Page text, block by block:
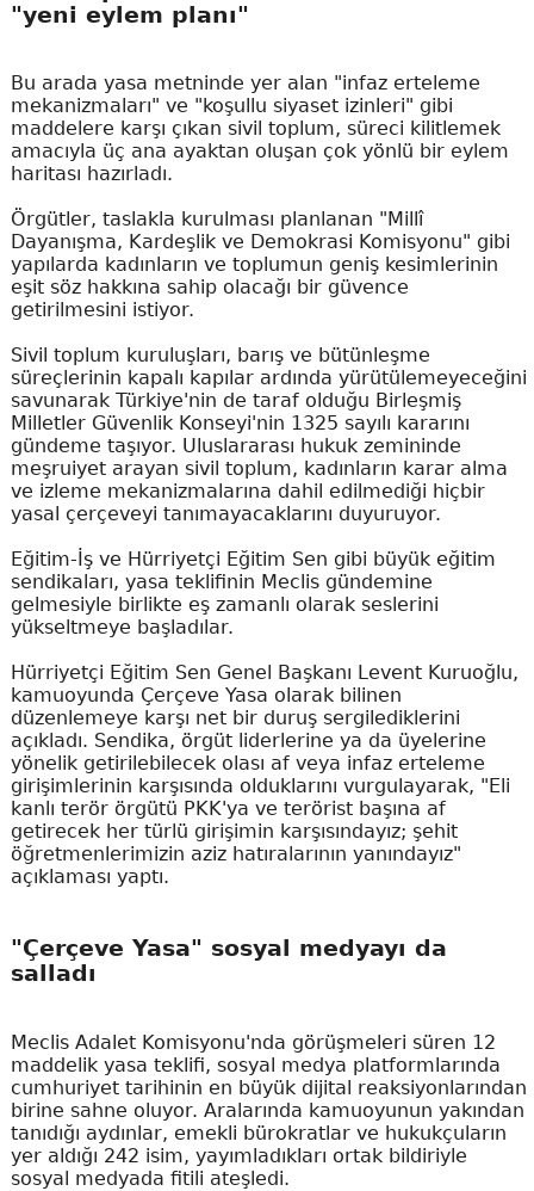
"yeni eylem planı"
Bu arada yasa metninde yer alan "infaz erteleme
mekanizmaları" ve "koşullu siyaset izinleri" gibi
maddelere karşı çıkan sivil toplum, süreci kilitlemek
amacıyla üç ana ayaktan oluşan çok yönlü bir eylem
haritası hazırladı.
Örgütler, taslakla kurulması planlanan "Millî
Dayanışma, Kardeşlik ve Demokrasi Komisyonu" gibi
yapılarda kadınların ve toplumun geniş kesimlerinin
eşit söz hakkına sahip olacağı bir güvence
getirilmesini istiyor.
Sivil toplum kuruluşları, barış ve bütünleşme
süreçlerinin kapalı kapılar ardında yürütülemeyeceğini
savunarak Türkiye'nin de taraf olduğu Birleşmiş
Milletler Güvenlik Konseyi'nin 1325 sayılı kararını
gündeme taşıyor. Uluslararası hukuk zemininde
meşruiyet arayan sivil toplum, kadınların karar alma
ve izleme mekanizmalarına dahil edilmediği hiçbir
yasal çerçeveyi tanımayacaklarını duyuruyor.
Eğitim-İş ve Hürriyetçi Eğitim Sen gibi büyük eğitim
sendikaları, yasa teklifinin Meclis gündemine
gelmesiyle birlikte eş zamanlı olarak seslerini
yükseltmeye başladılar.
Hürriyetçi Eğitim Sen Genel Başkanı Levent Kuruoğlu,
kamuoyunda Çerçeve Yasa olarak bilinen
düzenlemeye karşı net bir duruş sergilediklerini
açıkladı. Sendika, örgüt liderlerine ya da üyelerine
yönelik getirilebilecek olası af veya infaz erteleme
girişimlerinin karşısında olduklarını vurgulayarak, "Eli
kanlı terör örgütü PKK'ya ve terörist başına af
getirecek her türlü girişimin karşısındayız; şehit
öğretmenlerimizin aziz hatıralarının yanındayız"
açıklaması yaptı.
"Çerçeve Yasa" sosyal medyayı da
salladı
Meclis Adalet Komisyonu'nda görüşmeleri süren 12
maddelik yasa teklifi, sosyal medya platformlarında
cumhuriyet tarihinin en büyük dijital reaksiyonlarından
birine sahne oluyor. Aralarında kamuoyunun yakından
tanıdığı aydınlar, emekli bürokratlar ve hukukçuların
yer aldığı 242 isim, yayımladıkları ortak bildiriyle
sosyal medyada fitili ateşledi.